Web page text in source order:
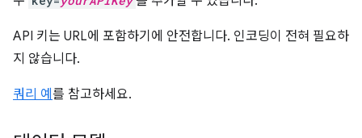
API 키는 URL에 포함하기에 안전합니다. 인코딩이 전혀 필요하
지 않습니다.
쿼리 예 를 참고하세요.